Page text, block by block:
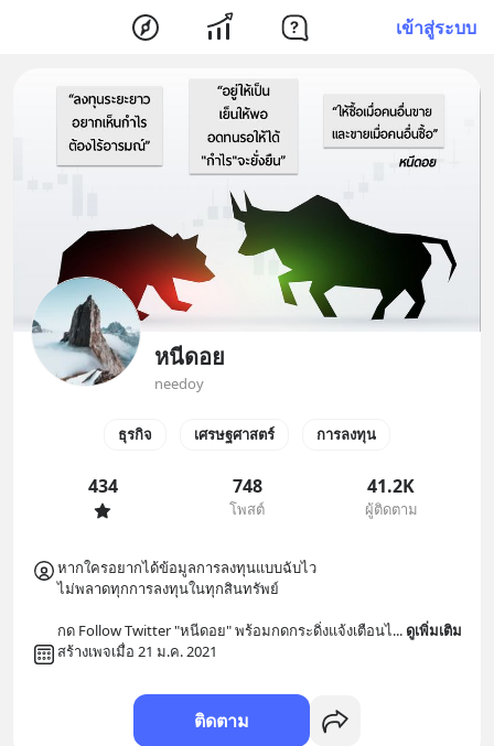
เข้าสู่ระบบ
หนีดอย
needoy
ธุรกิจ เศรษฐศาสตร์ การลงทุน
434 748
โพสต์
41.2K
ผู้ติดตาม
หากใครอยากได้ข้อมูลการลงทุนแบบฉับไว
ไม่พลาดทุกการลงทุนในทุกสินทรัพย์
กด Follow Twitter "หนีดอย" พร้อมกดกระดิ่งแจ้งเตือนไ... ดูเพิ่มเติม
สร้างเพจเมื่อ 21 ม.ค. 2021
ติดตาม